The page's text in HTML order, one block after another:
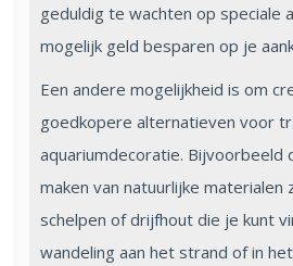
geduldig te wachten op speciale
mogelijk geld besparen op je
Een andere mogelijkheid is om
goedkopere alternatieven voor
aquariumdecoratie. Bijvoorbeeld
maken van natuurlijke materialen
schelpen of drijfhout die je kunt
wandeling aan het strand of in